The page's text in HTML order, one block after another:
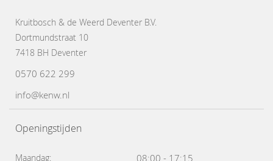
Kruitbosch & de Weerd Deventer B.V.
Dortmundstraat 10
7418 BH Deventer
0570 622 299
info@kenw.nl
Openingstijden
Maandag: 08:00 - 17:15